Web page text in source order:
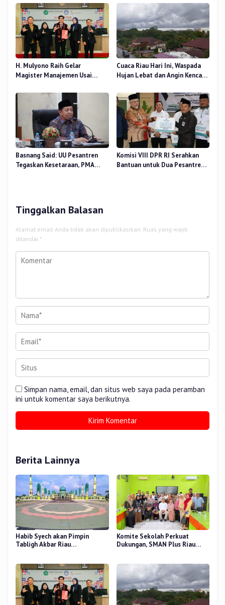
Nur, Besok
Pendidikan
H. Mulyono Raih Gelar
Magister Manajemen Usai
Terhadap Beban Kerja
Cuaca Riau Hari Ini, Waspada
Hujan Lebat dan Angin Kencang
Basnang Said: UU Pesantren
Tegaskan Kesetaraan, PMA
Komisi VIII DPR RI Serahkan
Bantuan untuk Dua Pesantren
Tinggalkan Balasan
Alamat email Anda tidak akan dipublikasikan. Ruas yang wajib
ditandai *
Simpan nama, email, dan situs web saya pada peramban
ini untuk komentar saya berikutnya.
Berita Lainnya
Habib Syech akan Pimpin
Tabligh Akbar Riau
Komite Sekolah Perkuat
Dukungan, SMAN Plus Riau